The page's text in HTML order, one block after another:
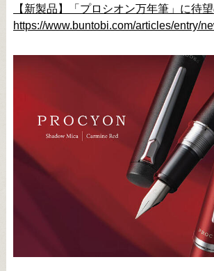
【新製品】「プロシオン万年筆」に待
https://www.buntobi.com/articles/entry/